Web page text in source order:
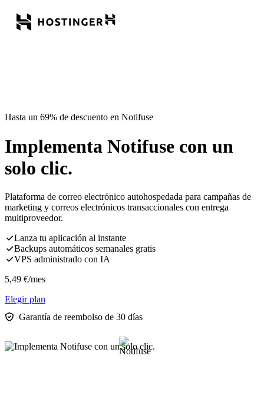
Hasta un 69% de descuento en Notifuse
Implementa Notifuse con un
solo clic.
Plataforma de correo electrónico autohospedada para campañas de
marketing y correos electrónicos transaccionales con entrega
multiproveedor.
Lanza tu aplicación al instante
Backups automáticos semanales gratis
VPS administrado con IA
5,49 €/mes
Elegir plan
Garantía de reembolso de 30 días